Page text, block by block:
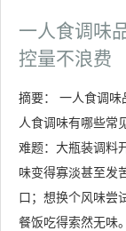
一人食调味
控量不浪费
摘要： 一人食调
人食调味有哪些常
难题：大瓶装调料
味变得寡淡甚至发
口；想换个风味尝
餐饭吃得索然无味。